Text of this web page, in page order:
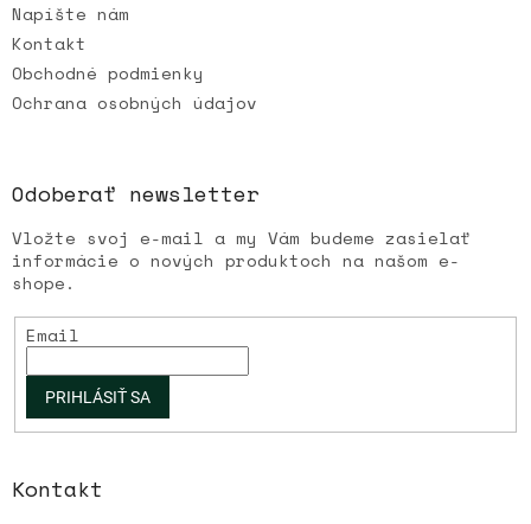
Napíšte nám
Kontakt
Obchodné podmienky
Ochrana osobných údajov
Odoberať newsletter
Vložte svoj e-mail a my Vám budeme zasielať
informácie o nových produktoch na našom e-
shope.
Email
PRIHLÁSIŤ SA
Kontakt